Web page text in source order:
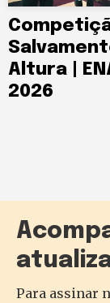
Altura |
2026
Para assinar